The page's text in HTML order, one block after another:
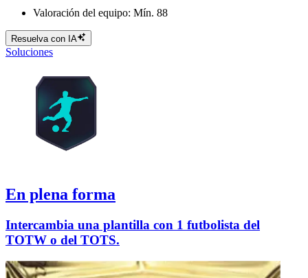
Valoración del equipo: Mín. 88
Resuelva con IA
Soluciones
En plena forma
Intercambia una plantilla con 1 futbolista del
TOTW o del TOTS.